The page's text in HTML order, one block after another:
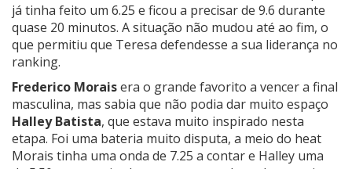
já tinha feito um 6.25 e ficou a precisar de 9.6 durante
quase 20 minutos. A situação não mudou até ao fim, o
que permitiu que Teresa defendesse a sua liderança no
ranking.
Frederico Moraisera o grande favorito a vencer a final
masculina, mas sabia que não podia dar muito espaço
Halley Batista, que estava muito inspirado nesta
etapa. Foi uma bateria muito disputa, a meio do heat
Morais tinha uma onda de 7.25 a contar e Halley uma